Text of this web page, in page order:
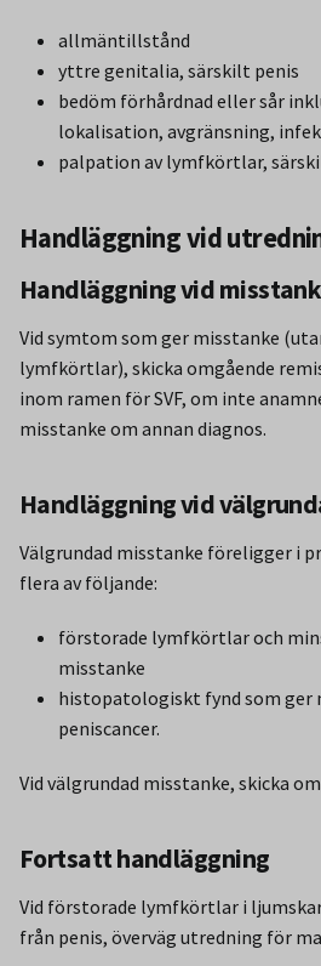
allmäntillstånd
yttre genitalia, särskilt penis
bedöm förhårdnad eller sår
lokalisation, avgränsning,
palpation av lymfkörtlar,
Handläggning vid
Handläggning vid
Vid symtom som ger misstanke
lymfkörtlar), skicka omgående
inom ramen för SVF, om inte
misstanke om annan diagnos.
Handläggning vid
Välgrundad misstanke föreligger i
flera av följande:
förstorade lymfkörtlar och
misstanke
histopatologiskt fynd som ger
peniscancer.
Vid välgrundad misstanke, skicka
Fortsatt handläggning
Vid förstorade lymfkörtlar i
från penis, överväg utredning för